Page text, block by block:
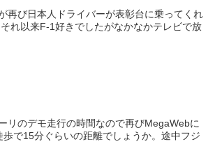
再び日本人ドライバーが表彰台に乗ってくれ
れ以来F-1好きでしたがなかなかテレビで放
で15分ぐらいの距離でしょうか。途中フジ